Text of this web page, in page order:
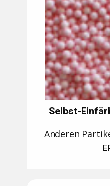
Selbst-
Anderen